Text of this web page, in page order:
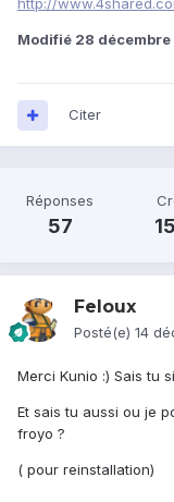
http://
Modifié 28 décembre
Citer
Réponses
57
Feloux
Posté(e) 14
Merci Kunio :) Sais tu
Et sais tu aussi ou je
froyo ?
( pour reinstallation)